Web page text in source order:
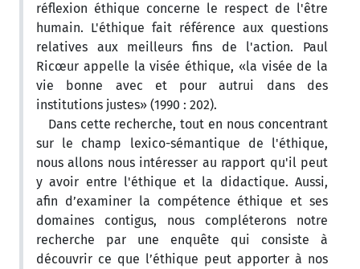
réflexion éthique concerne le respect de l'être
humain. L'éthique fait référence aux questions
relatives aux meilleurs fins de l'action. Paul
Ricœur appelle la visée éthique, «la visée de la
vie bonne avec et pour autrui dans des
institutions justes» (1990 : 202).
Dans cette recherche, tout en nous concentrant
sur le champ lexico-sémantique de l'éthique,
nous allons nous intéresser au rapport qu'il peut
y avoir entre l'éthique et la didactique. Aussi,
afin d’examiner la compétence éthique et ses
domaines contigus, nous compléterons notre
recherche par une enquête qui consiste à
découvrir ce que l’éthique peut apporter à nos